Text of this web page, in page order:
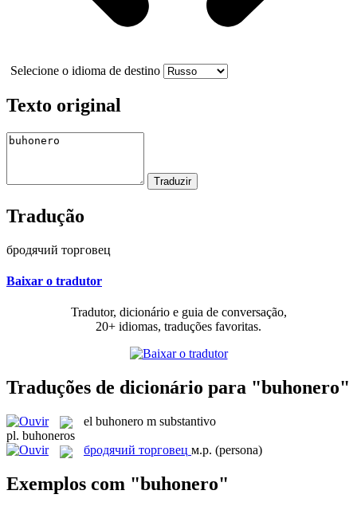
Selecione o idioma de destino
Texto original
Tradução
бродячий торговец
Baixar o tradutor
Tradutor, dicionário e guia de conversação,
20+ idiomas, traduções favoritas.
Traduções de dicionário para "buhonero"
el buhonero m substantivo
pl. buhoneros
бродячий торговец м.р. (persona)
Exemplos com "buhonero"